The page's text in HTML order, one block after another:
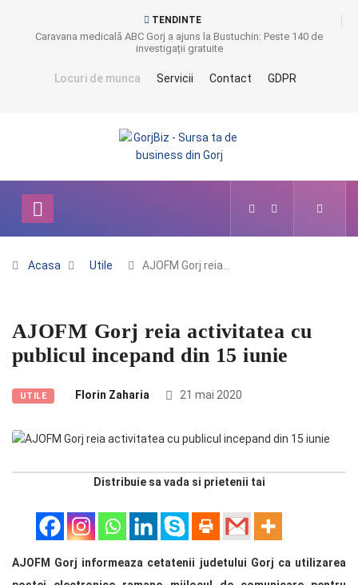
TENDINTE
Caravana medicală ABC Gorj a ajuns la Bustuchin: Peste 140 de
investigații gratuite
Locuri de munca Servicii Contact GDPR
Acasa Utile AJOFM Gorj reia…
AJOFM Gorj reia activitatea cu
publicul incepand din 15 iunie
UTILE Florin Zaharia 21 mai 2020
Distribuie sa vada si prietenii tai
AJOFM Gorj informeaza cetatenii judetului Gorj ca utilizarea